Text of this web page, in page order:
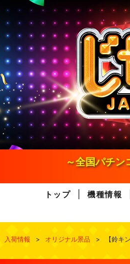
～全国パチ
トップ 機種情報
入荷情報 > オリジナル景品 > 【鈴キ